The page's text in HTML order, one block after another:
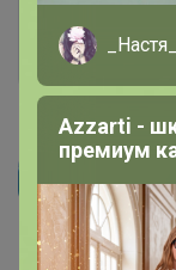
Войти
_Настя_
Azzarti -
премиум